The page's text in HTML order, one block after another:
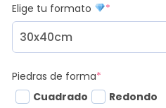
Elige tu formato *
Piedras de forma*
Cuadrado
Redondo